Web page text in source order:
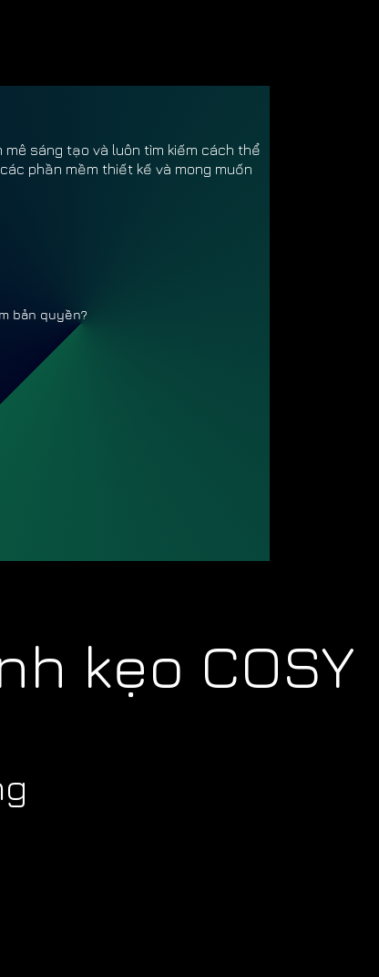
mê sáng tạo và luôn tìm kiếm cách thể
phần mềm thiết kế và mong muốn
bản quyền?
kẹo COSY